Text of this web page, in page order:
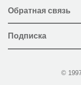
Обратная связь
Подписка
©